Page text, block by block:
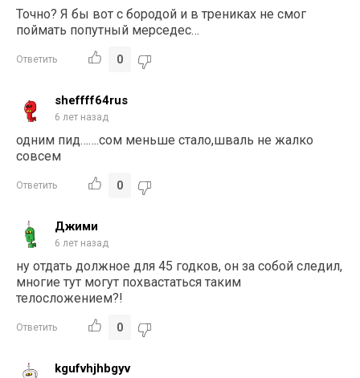
Точно? Я бы вот с бородой и в трениках не смог
поймать попутный мерседес…
Ответить 0
sheffff64rus
6 лет назад
одним пид…….сом меньше стало,шваль не жалко
совсем
Ответить 0
Джими
6 лет назад
ну отдать должное для 45 годков, он за собой следил,
многие тут могут похвастаться таким
телосложением?!
Ответить 0
kgufvhjhbgyv